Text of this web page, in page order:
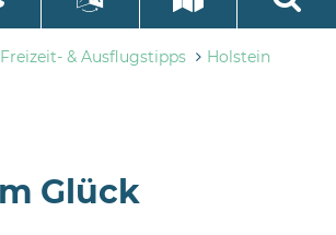
Freizeit- & Ausflugstipps
Holstein
Glück